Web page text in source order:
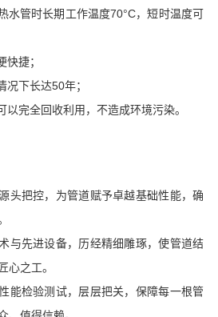
水管时长期工作温度70°C，短时温度可
捷；
下长达50年；
完全回收利用，不造成环境污染。
头把控，为管道赋予卓越基础性能，确
与先进设备，历经精细雕琢，使管道结
心之工。
能检验测试，层层把关，保障每一根管